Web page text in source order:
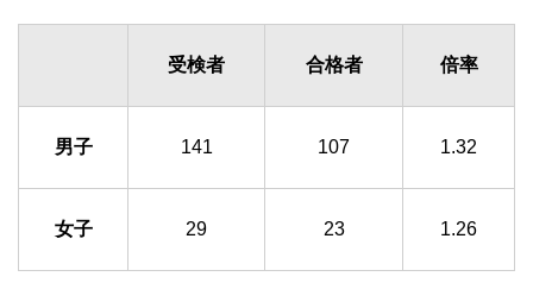
受検者 合格者 倍率
男子 141 107 1.32
女子 29 23 1.26